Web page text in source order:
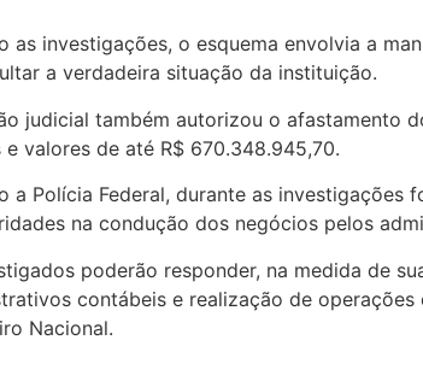
as investigações, o esquema envolvia a
a verdadeira situação da instituição.
judicial também autorizou o afastamento
e valores de até R$ 670.348.945,70.
a Polícia Federal, durante as
na condução dos negócios pelos
poderão responder, na medida de
contábeis e realização de
Nacional.